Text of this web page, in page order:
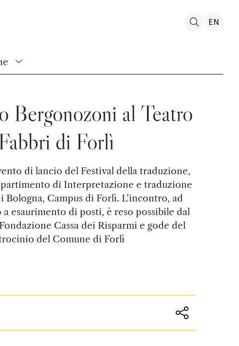
EN
Bergonozoni al Teatro
di Forlì
di lancio del Festival della traduzione,
di Interpretazione e traduzione
Bologna, Campus di Forlì. L’incontro, ad
esaurimento di posti, è reso possibile dal
Cassa dei Risparmi e gode del
del Comune di Forlì